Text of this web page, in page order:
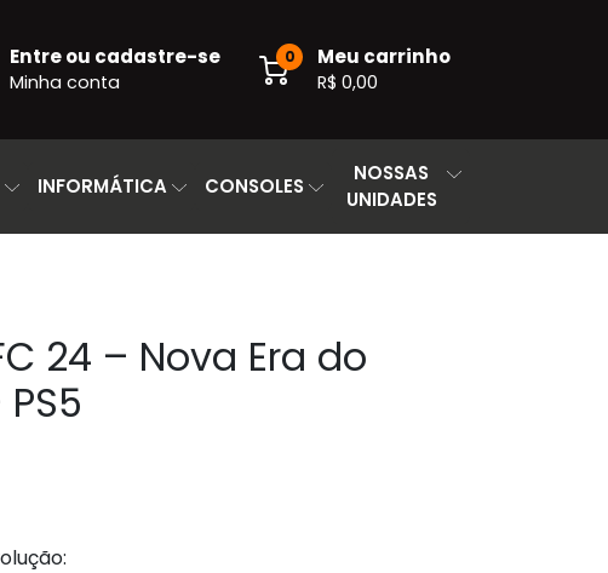
Entre ou cadastre-se
Minha conta
0 Meu carrinho
R$ 0,00
INFORMÁTICA CONSOLES
NOSSAS
UNIDADES
24 – Nova Era do